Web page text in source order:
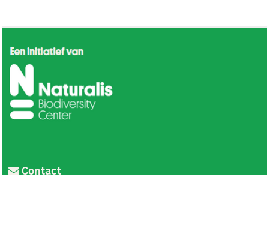
Contact